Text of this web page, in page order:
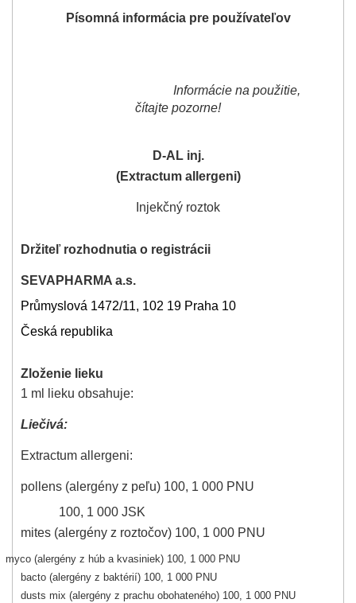
Písomná informácia pre používateľov
Informácie na použitie,
čítajte pozorne!
D-AL inj.
(Extractum allergeni)
Injekčný roztok
Držiteľ rozhodnutia o registrácii
SEVAPHARMA a.s.
Průmyslová 1472/11, 102 19 Praha 10
Česká republika
Zloženie lieku
1 ml lieku obsahuje:
Liečivá:
Extractum allergeni:
pollens (alergény z peľu) 100, 1 000 PNU
100, 1 000 JSK
mites (alergény z roztočov) 100, 1 000 PNU
myco (alergény z húb a kvasiniek) 100, 1 000 PNU
bacto (alergény z baktérií) 100, 1 000 PNU
dusts mix (alergény z prachu obohateného) 100, 1 000 PNU